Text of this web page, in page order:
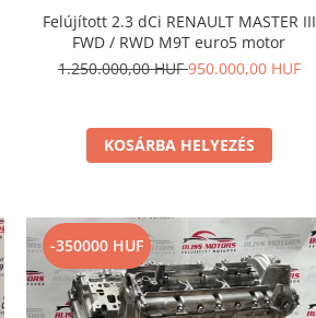
Felújított 2.3 dCi RENAULT MASTER III
FWD / RWD M9T euro5 motor
1.250.000,00 HUF950.000,00 HUF
KOSÁRBA HELYEZÉS
-350000 HUF